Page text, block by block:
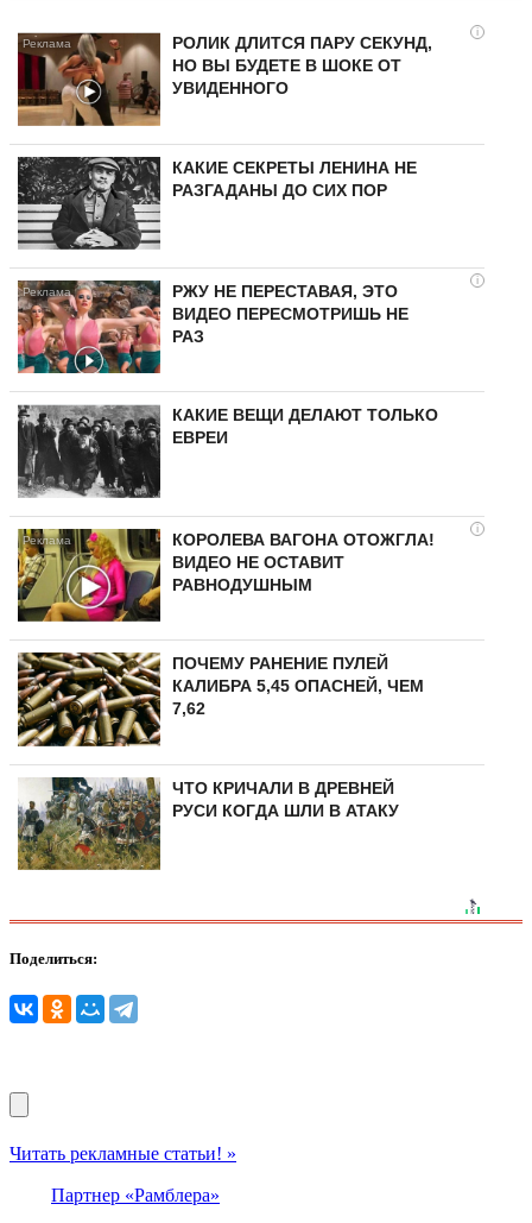
i
РОЛИК ДЛИТСЯ ПАРУ СЕКУНД,
НО ВЫ БУДЕТЕ В ШОКЕ ОТ
УВИДЕННОГО
КАКИЕ СЕКРЕТЫ ЛЕНИНА НЕ
РАЗГАДАНЫ ДО СИХ ПОР
i
РЖУ НЕ ПЕРЕСТАВАЯ, ЭТО
ВИДЕО ПЕРЕСМОТРИШЬ НЕ
РАЗ
КАКИЕ ВЕЩИ ДЕЛАЮТ ТОЛЬКО
ЕВРЕИ
i
КОРОЛЕВА ВАГОНА ОТОЖГЛА!
ВИДЕО НЕ ОСТАВИТ
РАВНОДУШНЫМ
ПОЧЕМУ РАНЕНИЕ ПУЛЕЙ
КАЛИБРА 5,45 ОПАСНЕЙ, ЧЕМ
7,62
ЧТО КРИЧАЛИ В ДРЕВНЕЙ
РУСИ КОГДА ШЛИ В АТАКУ
Поделиться:
Читать рекламные статьи! »
Партнер «Рамблера»